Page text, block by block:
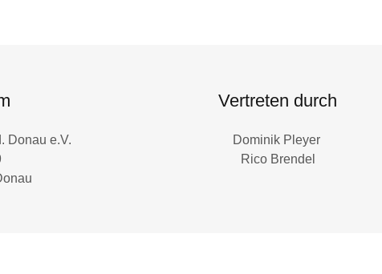
Donau e.V.
Vertreten durch
Dominik Pleyer
Rico Brendel